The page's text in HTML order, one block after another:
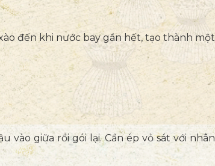
đến khi nước bay gần hết, tạo thành một
giữa rồi gói lại. Cần ép vỏ sát với nhân